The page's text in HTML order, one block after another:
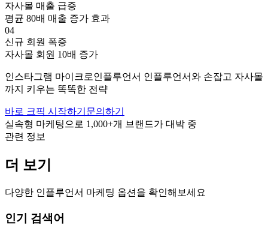
자사몰 매출 급증
평균 80배 매출 증가 효과
04
신규 회원 폭증
자사몰 회원 10배 증가
인스타그램 마이크로인플루언서 인플루언서와 손잡고 자사몰
까지 키우는 똑똑한 전략
바로 크픽 시작하기 문의하기
실속형 마케팅으로 1,000+개 브랜드가 대박 중
관련 정보
더 보기
다양한 인플루언서 마케팅 옵션을 확인해보세요
인기 검색어